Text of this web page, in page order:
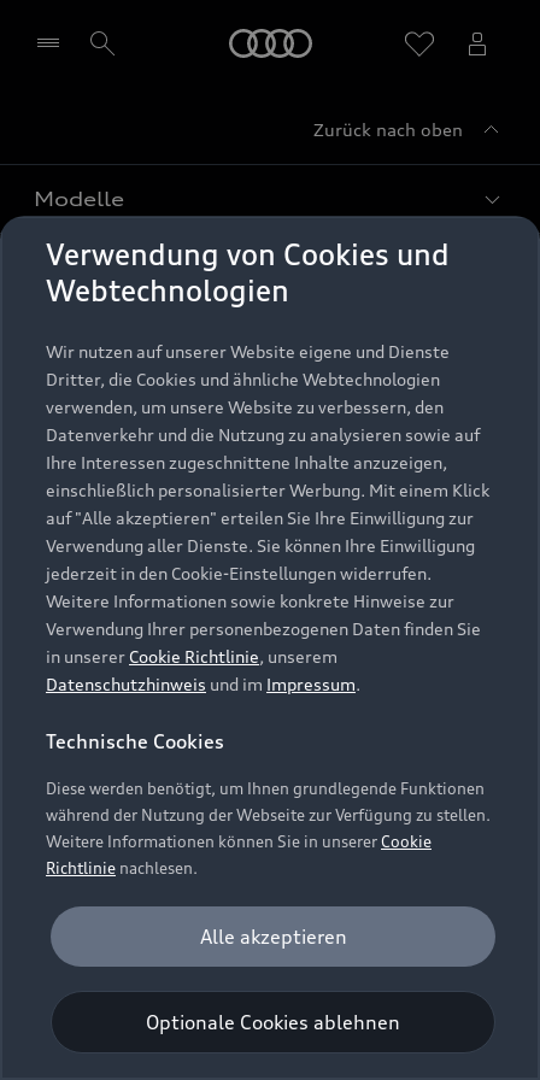
Zurück nach oben
Modelle
Alle Modelle
Elektromodelle
Plug-in-Hybride
Kaufen & leasen
Neuwagensuche
Gebrauchtwagensuche
Gebrauchtwagen
Finanzierung
Aktionen & Angebote
Geschäftskunden
Saisonale Angebote
Audi Services
Garantie
Audi digital services
myAudi
Support
Kundenservice
Händlersuche
Audi Code
Häufige Fragen (FAQ)
Audi Online Beratung
Bordbuch & Bedienungsanleitungen
Verträge kündigen
Vertrag widerrufen
Über Audi
Unternehmen
Karriere
Investor Relations
Presse & Media Center
Datenschutz
Audi erleben
Newsletter
© 2026 AUDI AG. Alle Rechte vorbehalten
Datenschutzinformation
Cookie-Richtlinie
Barrierefreiheit
Digital Services Act
EU Data Act
Embleme am Fahrzeug bei allen Abbildungen auf dieser
Webseite kann abweichen.
Verwendung von Cookies und
Webtechnologien
Wir nutzen auf unserer Website eigene und Dienste
Dritter, die Cookies und ähnliche Webtechnologien
verwenden, um unsere Website zu verbessern, den
Datenverkehr und die Nutzung zu analysieren sowie auf
Ihre Interessen zugeschnittene Inhalte anzuzeigen,
einschließlich personalisierter Werbung. Mit einem Klick
auf "Alle akzeptieren" erteilen Sie Ihre Einwilligung zur
Verwendung aller Dienste. Sie können Ihre Einwilligung
jederzeit in den Cookie-Einstellungen widerrufen.
Weitere Informationen sowie konkrete Hinweise zur
Verwendung Ihrer personenbezogenen Daten finden Sie
in unserer Cookie Richtlinie, unserem
Datenschutzhinweis und im Impressum.
Technische Cookies
Diese werden benötigt, um Ihnen grundlegende Funktionen
während der Nutzung der Webseite zur Verfügung zu stellen.
Weitere Informationen können Sie in unsererCookie
Richtlinie nachlesen.
Analyse und Statistik
Performance Cookies sammeln Informationen
darüber, wie unsere Webseite genutzt wird (z. B.
Anzahl der Besuche, Verweildauer). Diese Cookies
werden zur Optimierung der Webseite verwendet.
Optionale Cookies ablehnen
Alle akzeptieren